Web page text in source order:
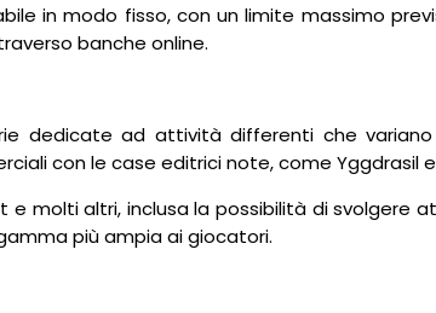
in modo fisso, con un limite massimo
banche online.
dedicate ad attività differenti che
con le case editrici note, come Yggdrasil e
e molti altri, inclusa la possibilità di
più ampia ai giocatori.